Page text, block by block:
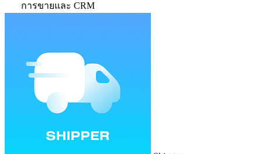
การขายและ CRM